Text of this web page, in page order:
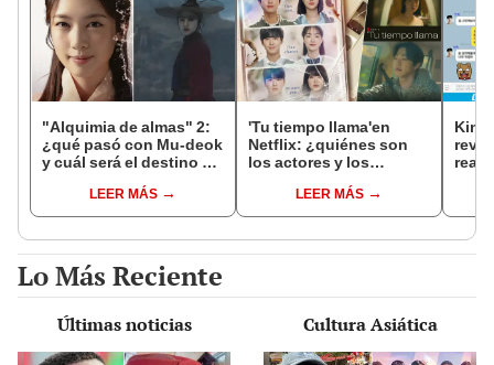
"Alquimia de almas" 2:
¿qué pasó con Mu-deok
y cuál será el destino de
LEER MÁS
'Tu tiempo llama'en
Netflix: ¿quiénes son
los actores y los
drama?LEER MÁS
Kim
Lo Más Reciente
Últimas noticias Cultura Asiática